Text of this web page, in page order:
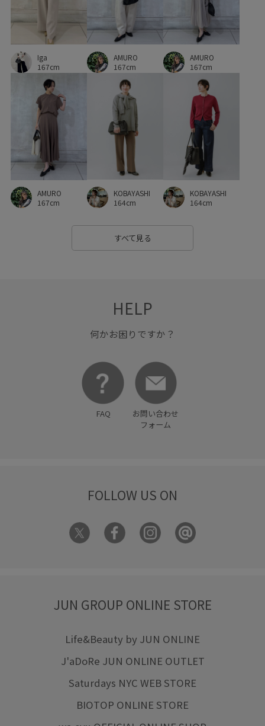
Iga
167cm
AMURO
167cm
AMURO
167cm
AMURO
167cm
KOBAYASHI
164cm
KOBAYASHI
164cm
すべて見る
HELP
何かお困りですか？
FAQ
お問い合わせ
フォーム
FOLLOW US ON
JUN GROUP ONLINE STORE
Life&Beauty by JUN ONLINE
J'aDoRe JUN ONLINE OUTLET
Saturdays NYC WEB STORE
BIOTOP ONLINE STORE